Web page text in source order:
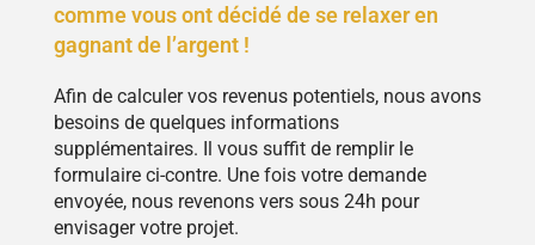
comme vous ont décidé de se relaxer en
gagnant de l’argent !
Afin de calculer vos revenus potentiels, nous avons
besoins de quelques informations
supplémentaires. Il vous suffit de remplir le
formulaire ci-contre. Une fois votre demande
envoyée, nous revenons vers sous 24h pour
envisager votre projet.